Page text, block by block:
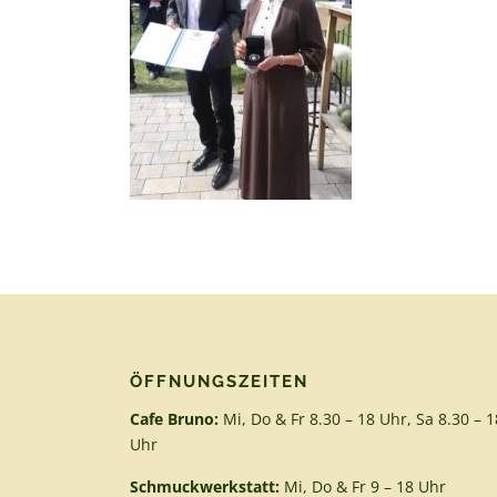
ÖFFNUNGSZEITEN
Cafe Bruno: Mi, Do & Fr 8.30 – 18 Uhr, Sa 8.30
Uhr
Schmuckwerkstatt: Mi, Do & Fr 9 – 18 Uhr